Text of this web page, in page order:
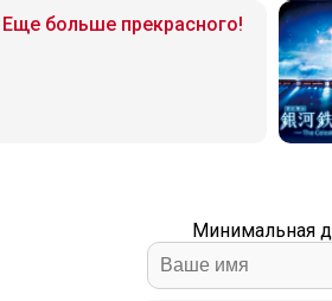
больше прекрасного!
Минимальная